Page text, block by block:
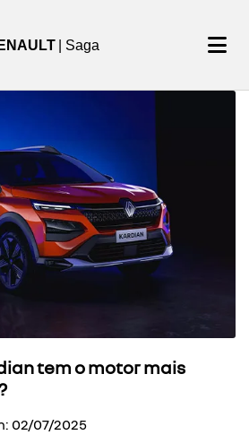
| Saga
tem o motor mais
02/07/2025